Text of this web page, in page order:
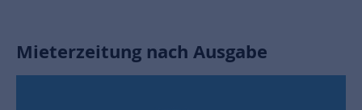
Mieterzeitung nach Ausgabe